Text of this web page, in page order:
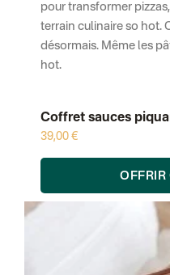
pour transformer
terrain culinaire so hot.
désormais. Même les
hot.
Coffret sauces
39,00 €
OFFRIR